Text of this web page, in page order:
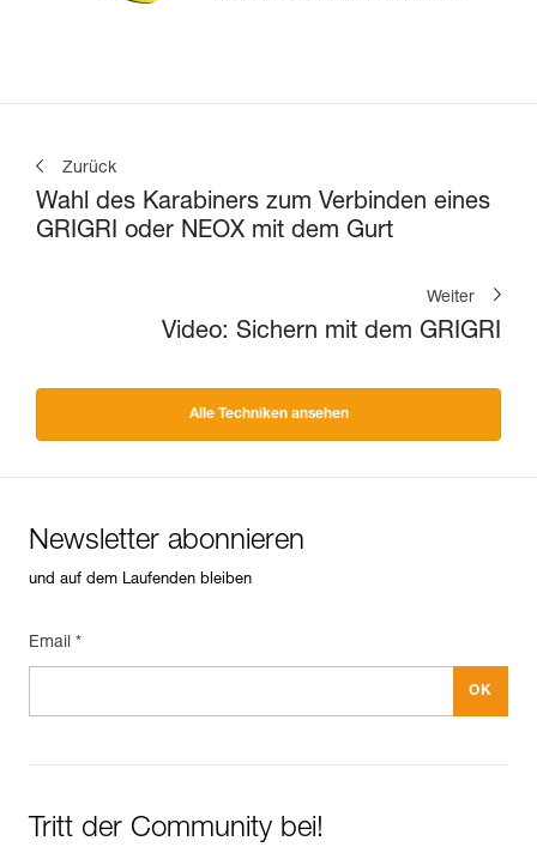
Zurück
Wahl des Karabiners zum Verbinden eines
GRIGRI oder NEOX mit dem Gurt
Weiter
Video: Sichern mit dem GRIGRI
Alle Techniken ansehen
Newsletter abonnieren
und auf dem Laufenden bleiben
Email *
Tritt der Community bei!